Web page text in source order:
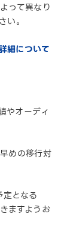
って異なり
い。
細について
やオーディ
めの移行対
となる
ますようお